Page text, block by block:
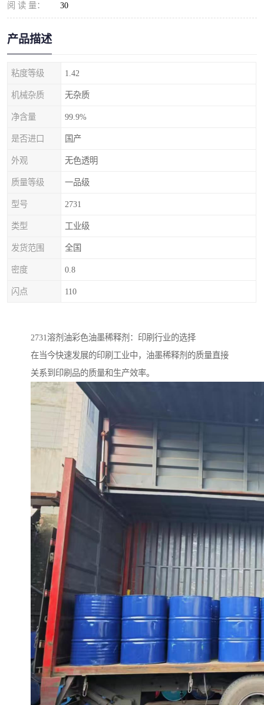
阅 读 量： 30
产品描述
粘度等级 1.42
机械杂质 无杂质
净含量 99.9%
是否进口 国产
外观 无色透明
质量等级 一品级
型号 2731
类型 工业级
发货范围 全国
密度 0.8
闪点 110
2731溶剂油彩色油墨稀释剂：印刷行业的选择
在当今快速发展的印刷工业中，油墨稀释剂的质量直接
关系到印刷品的质量和生产效率。